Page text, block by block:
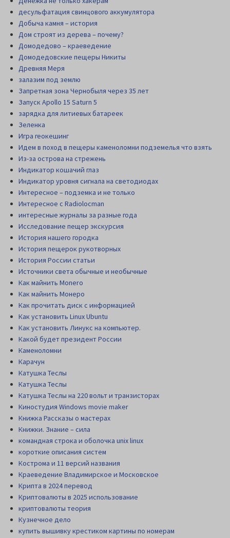
десульфатация свинцового аккумулятора
Добыча камня – история
Дом строят из дерева – почему?
Домодедово – краеведение
Домодедовские пещеры Никиты
Древняя Меря
залазим под землю
Запретная зона Чернобыля через 35 лет
Запуск Apollo 15 Saturn 5
зарядка для литиевых батареек
Зеленка
Игра геокешинг
Идем в поход в пещеры каменоломни подземелья что взять
Из-за острова на стрежень
Индикатор кошачий глаз
Индикатор уровня сигнала на светодиодах
Интересное – подземка и не только
Интересное с Radiolocman
интересные журналы за разные года
Исследование пещер экскурсия
История нашего городка
История пещерок рукотворных
История России статьи
Источники света обычные и необычные
Как майнить Monero
Как майнить Монеро
Как прочитать диск c информацией
Как установить Linux Ubuntu
Как установить Линукс на компьютер.
Какой будет президент России
Каменоломни
Карачун
Катушка Теслы
Катушка Теслы
Катушка Теслы на 220 вольт и транзисторах
Киностудия Windows movie maker
Книжка Рассказы о мастерах
Книжки. Знание – сила
командная строка и оболочка unix linux
короткие описания систем
Кострома и 11 версий названия
Краеведение Владимирское и Московское
Крипта в 2024 перевод
Криптовалюты в 2025 использование
криптовалюты теория
Кузнечное дело
купить вышивку крестиком картины по номерам